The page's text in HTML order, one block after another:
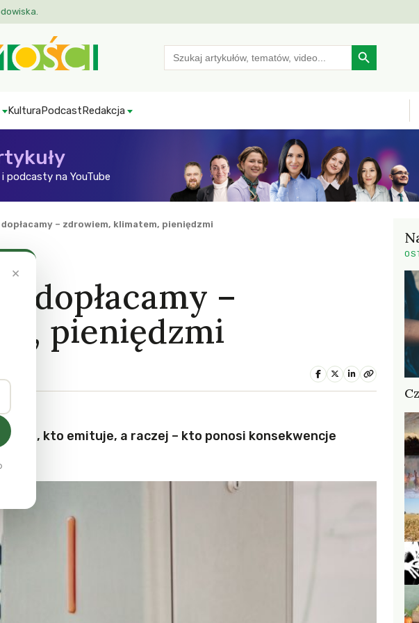
Search
for:
Search Button
KulturaPodcastRedakcja
podcasty na YouTube
– zdrowiem, klimatem, pieniędzmi
dopłacamy –
pieniędzmi
kto emituje, a raczej – kto ponosi konsekwencje
×